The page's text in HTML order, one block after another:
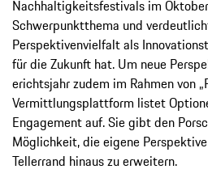
Nachhaltigkeitsfestivals im
Schwerpunktthema und
Perspektivenvielfalt als
für die Zukunft hat. Um neue
erichtsjahr zudem im Rahmen von
Vermittlungsplattform listet
Engagement auf. Sie gibt den
Möglichkeit, die eigene
Tellerrand hinaus zu erweitern.